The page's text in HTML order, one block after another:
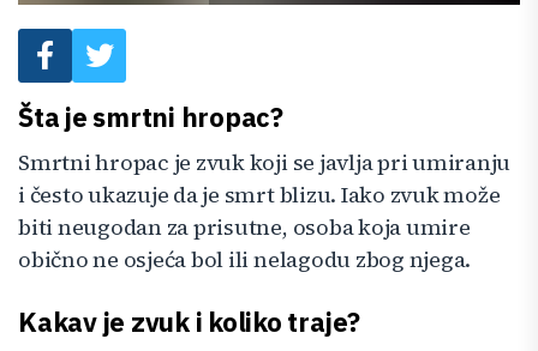
Šta je smrtni hropac?
Smrtni hropac je zvuk koji se javlja pri umiranju
i često ukazuje da je smrt blizu. Iako zvuk može
biti neugodan za prisutne, osoba koja umire
obično ne osjeća bol ili nelagodu zbog njega.
Kakav je zvuk i koliko traje?